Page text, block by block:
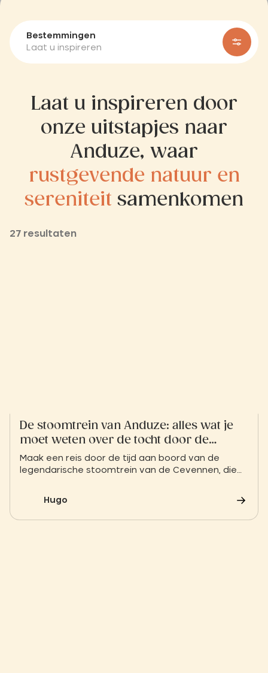
Bestemmingen
Laat u inspireren
Laat u inspireren door
onze uitstapjes naar
Anduze, waar
rustgevende natuur en
sereniteit samenkomen
27 resultaten
De stoomtrein van Anduze: alles wat je
moet weten over de tocht door de
Cevennen
Maak een reis door de tijd aan boord van de
legendarische stoomtrein van de Cevennen, die
van de spectaculaire landschappen van de
Cevennen terwijl u viaducten, tunnels en
Hugo